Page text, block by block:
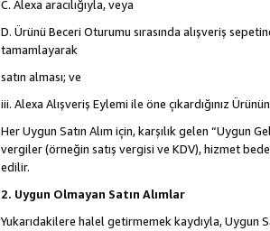
C. Alexa aracılığıyla, veya
D. Ürünü Beceri Oturumu sırasında alışveriş
tamamlayarak
satın alması; ve
iii. Alexa Alışveriş Eylemi ile öne çıkardığınız
Her Uygun Satın Alım için, karşılık gelen
vergiler (örneğin satış vergisi ve KDV), hizmet
edilir.
2. Uygun Olmayan Satın Alımlar
Yukarıdakilere halel getirmemek kaydıyla, Uygun